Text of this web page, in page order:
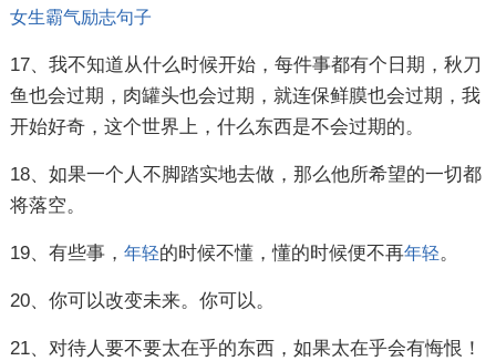
女生霸气励志句子
17、我不知道从什么时候开始，每件事都有个日期，秋刀
鱼也会过期，肉罐头也会过期，就连保鲜膜也会过期，我
开始好奇，这个世界上，什么东西是不会过期的。
18、如果一个人不脚踏实地去做，那么他所希望的一切都
将落空。
19、有些事， 年轻的时候不懂，懂的时候便不再年轻。
20、你可以改变未来。你可以。
21、对待人要不要太在乎的东西，如果太在乎会有悔恨！